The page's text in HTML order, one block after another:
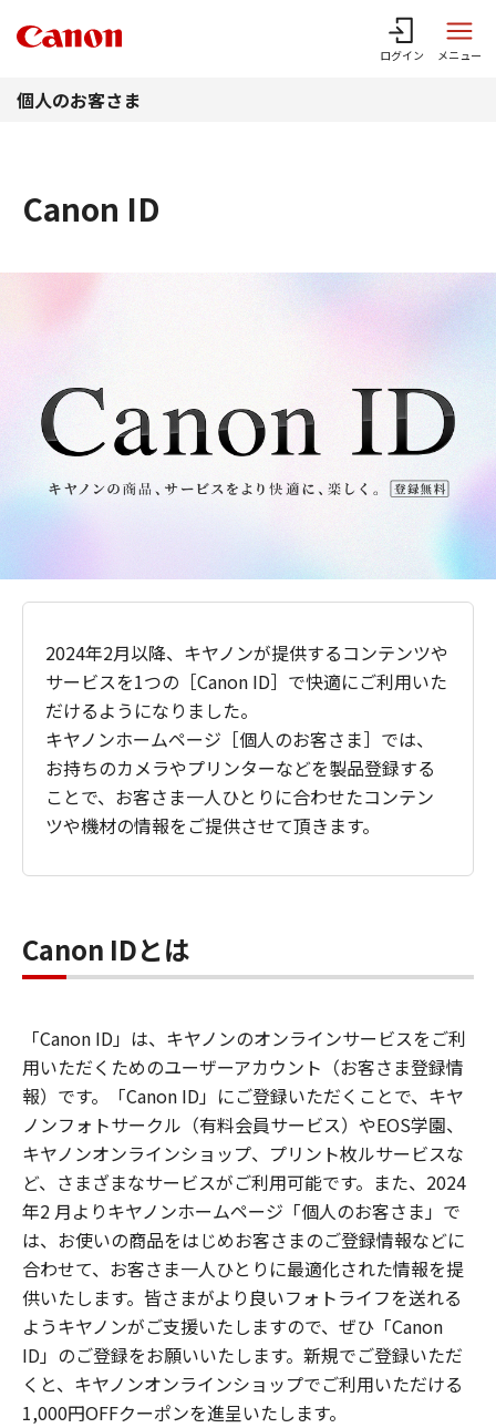
ログイン メニュー
個人のお客さま
Canon ID
2024年2月以降、キヤノンが提供するコンテンツや
サービスを1つの［Canon ID］で快適にご利用いた
だけるようになりました。
キヤノンホームページ［個人のお客さま］では、
お持ちのカメラやプリンターなどを製品登録する
ことで、お客さま一人ひとりに合わせたコンテン
ツや機材の情報をご提供させて頂きます。
Canon IDとは
「Canon ID」は、キヤノンのオンラインサービスをご利
用いただくためのユーザーアカウント（お客さま登録情
報）です。「Canon ID」にご登録いただくことで、キヤ
ノンフォトサークル（有料会員サービス）やEOS学園、
キヤノンオンラインショップ、プリント枚ルサービスな
ど、さまざまなサービスがご利用可能です。また、2024
年2 月よりキヤノンホームページ「個人のお客さま」で
は、お使いの商品をはじめお客さまのご登録情報などに
合わせて、お客さま一人ひとりに最適化された情報を提
供いたします。皆さまがより良いフォトライフを送れる
ようキヤノンがご支援いたしますので、ぜひ「Canon
ID」のご登録をお願いいたします。新規でご登録いただ
くと、キヤノンオンラインショップでご利用いただける
1,000円OFFクーポンを進呈いたします。